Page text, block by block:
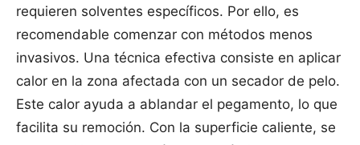
requieren solventes específicos. Por ello, es
recomendable comenzar con métodos menos
invasivos. Una técnica efectiva consiste en aplicar
calor en la zona afectada con un secador de pelo.
Este calor ayuda a ablandar el pegamento, lo que
facilita su remoción. Con la superficie caliente, se